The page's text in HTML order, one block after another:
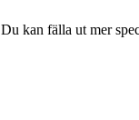
kan fälla ut mer